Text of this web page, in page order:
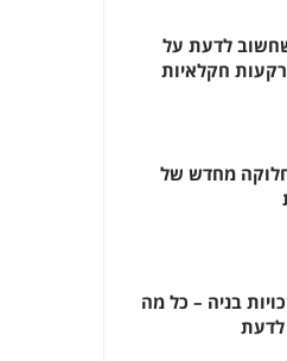
לדעת על
חקלאיות
מחדש של
בניה – כל מה